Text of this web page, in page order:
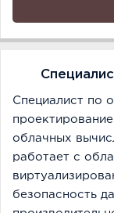
Специалист по
облачных
работает с
безопасность